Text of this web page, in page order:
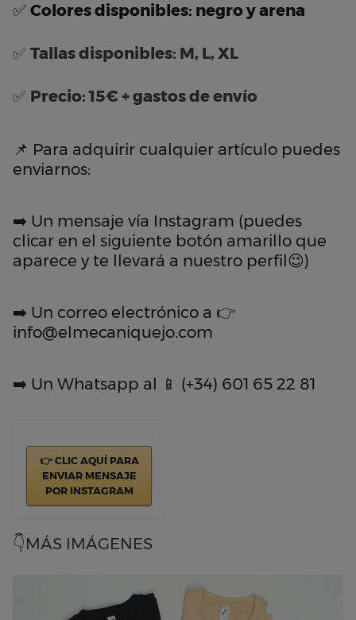
✅ Colores disponibles: negro y arena
✅ Tallas disponibles: M, L, XL
✅ Precio: 15€ + gastos de envío
📌 Para adquirir cualquier artículo puedes
enviarnos:
➡️ Un mensaje vía Instagram (puedes
clicar en el siguiente botón amarillo que
aparece y te llevará a nuestro perfil😉)
➡️ Un correo electrónico a 👉
info@elmecaniquejo.com
➡️ Un Whatsapp al 📱 (+34) 601 65 22 81
👉 CLIC AQUÍ PARA
ENVIAR MENSAJE
POR INSTAGRAM
👇MÁS IMÁGENES